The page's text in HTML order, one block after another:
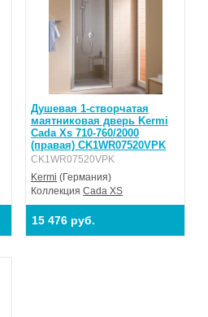
Душевая 1-створчатая
маятниковая дверь Kermi
Cada Xs 710-760/2000
(правая) CK1WR07520VPK
CK1WR07520VPK
Kermi (Германия)
КоллекцияCada XS
15 476 руб.